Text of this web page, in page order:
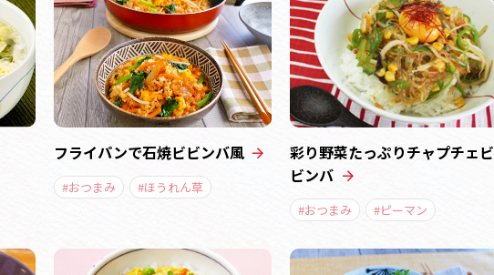
フライパンで石焼ビビンバ風
#おつまみ #ほうれん草
彩り野菜たっぷりチャプチェビ
ビンバ
#おつまみ #ピーマン